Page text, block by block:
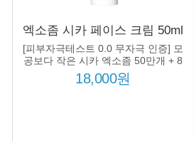
엑소좀 시카 페이스 크림 50ml
울긋 불긋 피부 진정 케어 병풀
[피부자극테스트 0.0 무자극 인증] 모
공보다 작은 시카 엑소좀 50만개 + 8
종 시카 컴플렉스 + 8종 히알루론산
컴플렉스 처방!
18,000원